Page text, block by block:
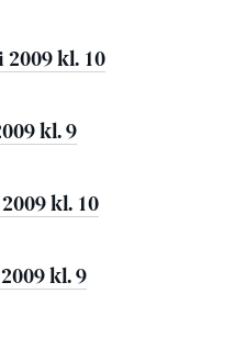
2009 kl. 10
kl. 9
kl. 10
kl. 9